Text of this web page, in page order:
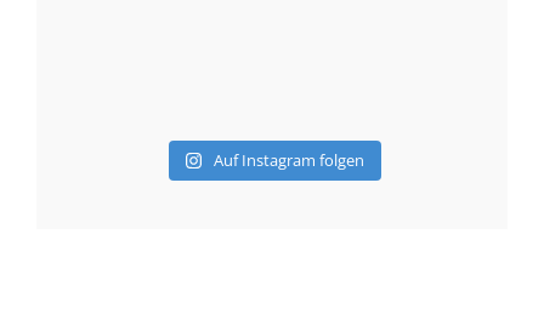
Auf Instagram folgen